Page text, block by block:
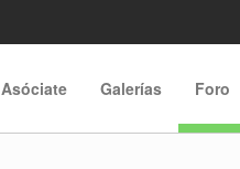
Asóciate Galerías Foro